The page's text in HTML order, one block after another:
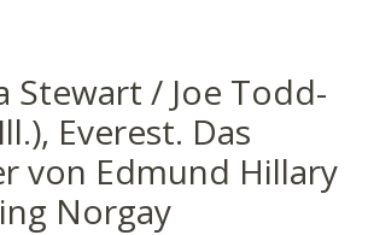
Stewart / Joe Todd-
Everest. Das
von Edmund Hillary
Norgay